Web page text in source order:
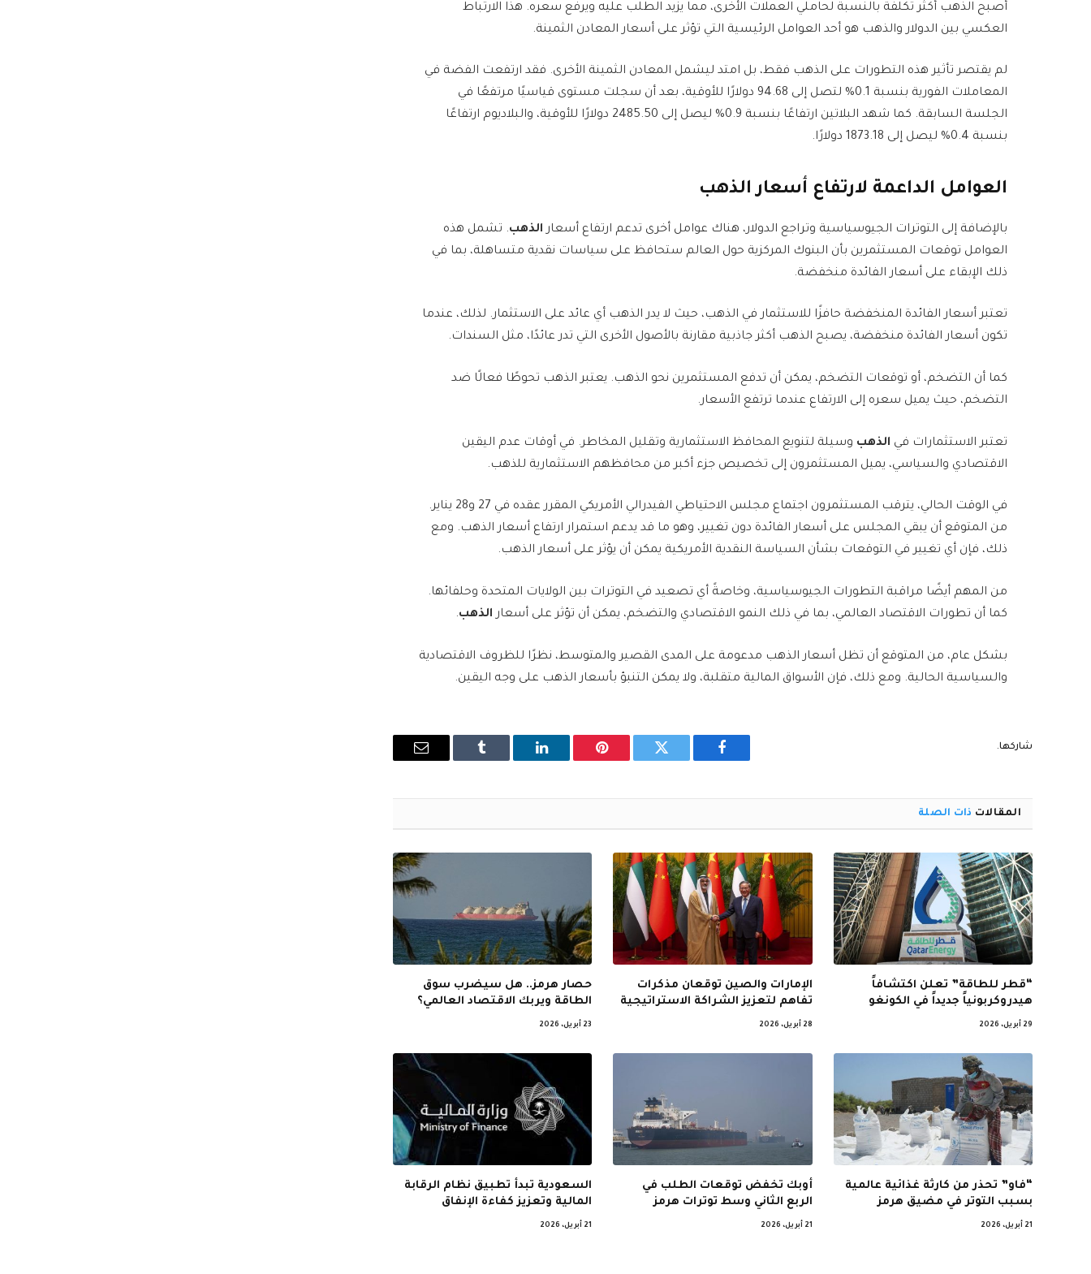
أصبح الذهب أكثر تكلفة بالنسبة لحاملي العملات الأخرى، مما يزيد الطلب عليه ويرفع سعره. هذا الارتباط
العكسي بين الدولار والذهب هو أحد العوامل الرئيسية التي تؤثر على أسعار المعادن الثمينة.
لم يقتصر تأثير هذه التطورات على الذهب فقط، بل امتد ليشمل المعادن الثمينة الأخرى. فقد ارتفعت الفضة في
المعاملات الفورية بنسبة 0.1% لتصل إلى 94.68 دولارًا للأوقية، بعد أن سجلت مستوى قياسيًا مرتفعًا في
الجلسة السابقة. كما شهد البلاتين ارتفاعًا بنسبة 0.9% ليصل إلى 2485.50 دولارًا للأوقية، والبلاديوم ارتفاعًا
بنسبة 0.4% ليصل إلى 1873.18 دولارًا.
العوامل الداعمة لارتفاع أسعار الذهب
بالإضافة إلى التوترات الجيوسياسية وتراجع الدولار، هناك عوامل أخرى تدعم ارتفاع أسعار الذهب. تشمل هذه
العوامل توقعات المستثمرين بأن البنوك المركزية حول العالم ستحافظ على سياسات نقدية متساهلة، بما في
ذلك الإبقاء على أسعار الفائدة منخفضة.
تعتبر أسعار الفائدة المنخفضة حافزًا للاستثمار في الذهب، حيث لا يدر الذهب أي عائد على الاستثمار. لذلك، عندما
تكون أسعار الفائدة منخفضة، يصبح الذهب أكثر جاذبية مقارنة بالأصول الأخرى التي تدر عائدًا، مثل السندات.
كما أن التضخم، أو توقعات التضخم، يمكن أن تدفع المستثمرين نحو الذهب. يعتبر الذهب تحوطًا فعالًا ضد
التضخم، حيث يميل سعره إلى الارتفاع عندما ترتفع الأسعار.
تعتبر الاستثمارات في الذهب وسيلة لتنويع المحافظ الاستثمارية وتقليل المخاطر. في أوقات عدم اليقين
الاقتصادي والسياسي، يميل المستثمرون إلى تخصيص جزء أكبر من محافظهم الاستثمارية للذهب.
في الوقت الحالي، يترقب المستثمرون اجتماع مجلس الاحتياطي الفيدرالي الأمريكي المقرر عقده في 27 و28 يناير.
من المتوقع أن يبقي المجلس على أسعار الفائدة دون تغيير، وهو ما قد يدعم استمرار ارتفاع أسعار الذهب. ومع
ذلك، فإن أي تغيير في التوقعات بشأن السياسة النقدية الأمريكية يمكن أن يؤثر على أسعار الذهب.
من المهم أيضًا مراقبة التطورات الجيوسياسية، وخاصةً أي تصعيد في التوترات بين الولايات المتحدة وحلفائها.
كما أن تطورات الاقتصاد العالمي، بما في ذلك النمو الاقتصادي والتضخم، يمكن أن تؤثر على أسعار الذهب.
بشكل عام، من المتوقع أن تظل أسعار الذهب مدعومة على المدى القصير والمتوسط، نظرًا للظروف الاقتصادية
والسياسية الحالية. ومع ذلك، فإن الأسواق المالية متقلبة، ولا يمكن التنبؤ بأسعار الذهب على وجه اليقين.
شاركها.
فيسبوك تويتر بينتيريستلينكدإن Tumblr
البريد
المقالات ذات الصلة
“قطر للطاقة” تعلن اكتشافاً
هيدروكربونياً جديداً في الكونغو
29 أبريل، 2026
الإمارات والصين توقعان مذكرات
تفاهم لتعزيز الشراكة الاستراتيجية
28 أبريل، 2026
حصار هرمز.. هل سيضرب سوق
الطاقة ويربك الاقتصاد العالمي؟
23 أبريل، 2026
“فاو” تحذر من كارثة غذائية عالمية
بسبب التوتر في مضيق هرمز
21 أبريل، 2026
أوبك تخفض توقعات الطلب في
الربع الثاني وسط توترات هرمز
21 أبريل، 2026
السعودية تبدأ تطبيق نظام الرقابة
المالية وتعزيز كفاءة الإنفاق
21 أبريل، 2026